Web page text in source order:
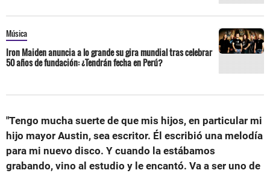
Música
Iron Maiden anuncia a lo grande su gira mundial tras celebrar
50 años de fundación: ¿Tendrán fecha en Perú?
"Tengo mucha suerte de que mis hijos, en particular mi
hijo mayor Austin, sea escritor. Él escribió una melodía
para mi nuevo disco. Y cuando la estábamos
grabando, vino al estudio y le encantó. Va a ser uno de